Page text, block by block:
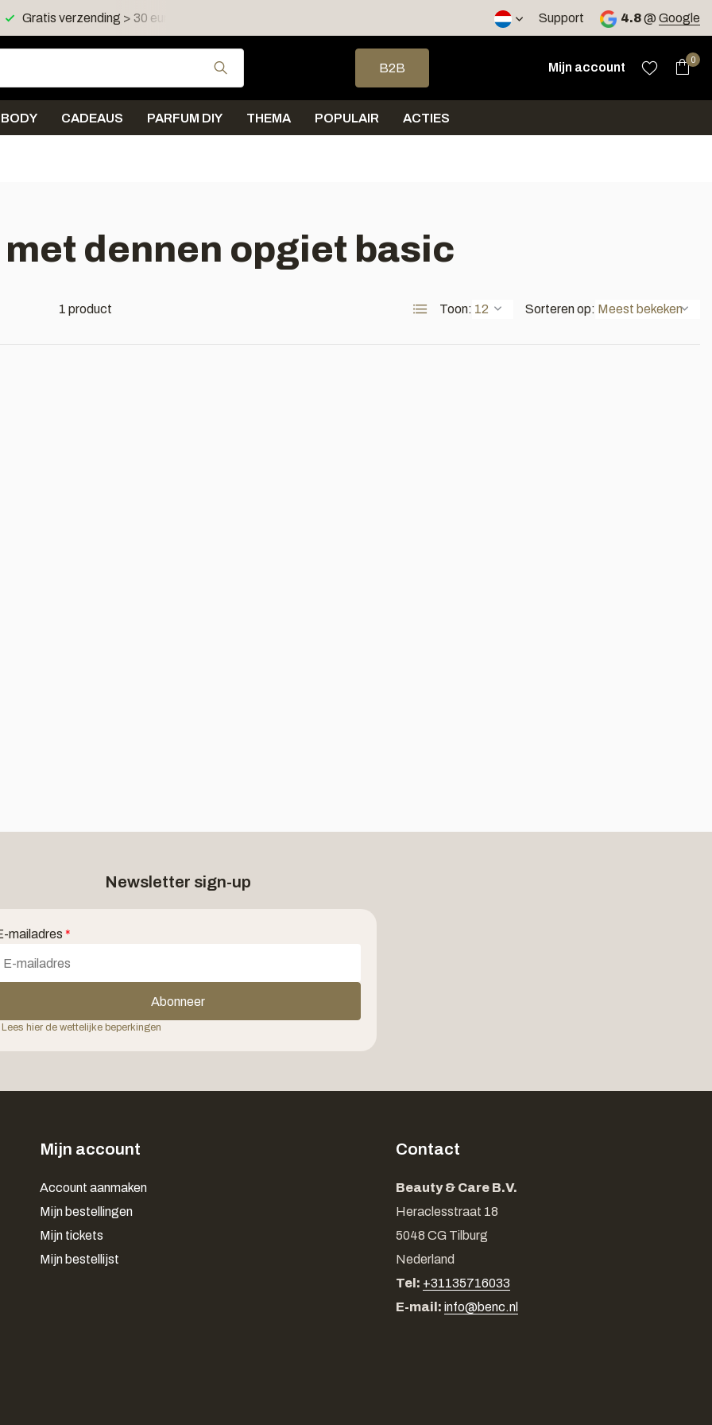
Gratis verzending > 30 euro in NL en BE Support 4.8@ Google
Gebruik de pijltjes op en neer om een beschikbaar resultaat te selecteren. Druk
B2B
Mijn account
0
BODY CADEAUS PARFUM DIY THEMA POPULAIR ACTIES
dennen opgiet basic
1 product Toon: Sorteren op:
Newsletter sign-up
mailadres *
Abonneer
Lees hier de wettelijke beperkingen
Mijn account
Account aanmaken
Mijn bestellingen
Mijn tickets
Mijn bestellijst
Contact
Beauty & Care B.V.
Heraclesstraat 18
5048 CG Tilburg
Nederland
Tel: +31135716033
E-mail: info@benc.nl